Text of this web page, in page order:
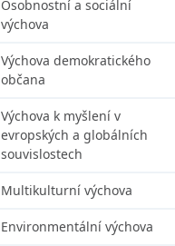
Osobnostní a sociální
výchova
Výchova demokratického
občana
Výchova k myšlení v
evropských a globálních
souvislostech
Multikulturní výchova
Environmentální výchova